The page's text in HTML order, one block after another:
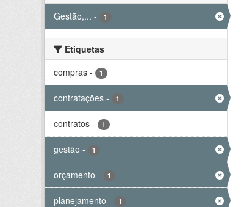
Gestão,... - 1
Etiquetas
compras - 1
contratações - 1
contratos - 1
gestão - 1
orçamento - 1
planejamento - 1